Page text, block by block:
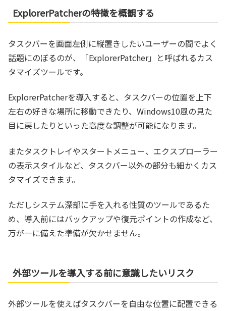
ExplorerPatcherの特徴を概観する
タスクバーを画面左側に縦置きしたいユーザーの間でよく
話題にのぼるのが、「ExplorerPatcher」と呼ばれるカス
タマイズツールです。
ExplorerPatcherを導入すると、タスクバーの位置を上下
左右の好きな場所に移動できたり、Windows10風の見た
目に戻したりといった高度な調整が可能になります。
またタスクトレイやスタートメニュー、エクスプローラー
の表示スタイルなど、タスクバー以外の部分も細かくカス
タマイズできます。
ただしシステム深部に手を入れる性質のツールであるた
め、導入前にはバックアップや復元ポイントの作成など、
万が一に備えた準備が欠かせません。
外部ツールを導入する前に意識したいリスク
外部ツールを使えばタスクバーを自由な位置に配置できる